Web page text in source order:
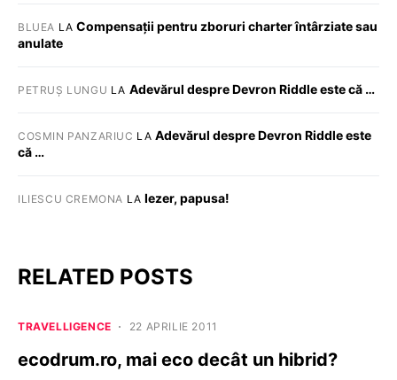
BLUEA LACompensații pentru zboruri charter întârziate sau
anulate
PETRUȘ LUNGU LA Adevărul despre Devron Riddle este că …
COSMIN PANZARIUC LA Adevărul despre Devron Riddle este
că …
ILIESCU CREMONA LA Iezer, papusa!
RELATED POSTS
TRAVELLIGENCE 22 APRILIE 2011
ecodrum.ro, mai eco decât un hibrid?